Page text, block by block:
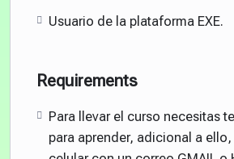
Usuario de la plataforma EXE.
Requirements
Para llevar el curso necesitas
para aprender, adicional a ello,